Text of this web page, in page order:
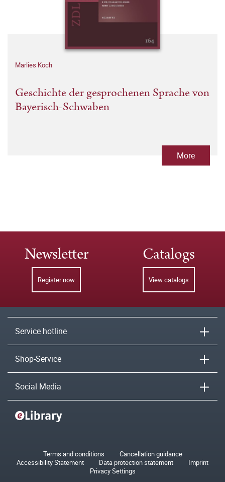
Marlies Koch
Geschichte der gesprochenen Sprache von
Bayerisch-Schwaben
More
Newsletter
Register now
Catalogs
View catalogs
Service hotline
Shop-Service
Social Media
Terms and conditions
Cancellation guidance
Accessibility Statement
Data protection statement
Imprint
Privacy Settings